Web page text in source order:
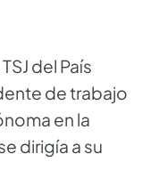
TSJ del País
de trabajo
en la
dirigía a su